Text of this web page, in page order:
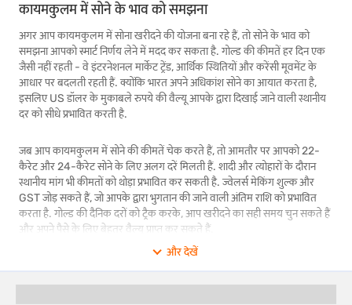
कायमकुलम में सोने के भाव को समझना
अगर आप कायमकुलम में सोना खरीदने की योजना बना रहे हैं, तो सोने के भाव को
समझना आपको स्मार्ट निर्णय लेने में मदद कर सकता है. गोल्ड की कीमतें हर दिन एक
जैसी नहीं रहती - वे इंटरनेशनल मार्केट ट्रेंड, आर्थिक स्थितियों और करेंसी मूवमेंट के
आधार पर बदलती रहती हैं. क्योंकि भारत अपने अधिकांश सोने का आयात करता है,
इसलिए US डॉलर के मुकाबले रुपये की वैल्यू आपके द्वारा दिखाई जाने वाली स्थानीय
दर को सीधे प्रभावित करती है.
जब आप कायमकुलम में सोने की कीमतें चेक करते हैं, तो आमतौर पर आपको 22-
कैरेट और 24-कैरेट सोने के लिए अलग दरें मिलती हैं. शादी और त्योहारों के दौरान
स्थानीय मांग भी कीमतों को थोड़ा प्रभावित कर सकती है. ज्वेलर्स मेकिंग शुल्क और
GST जोड़ सकते हैं, जो आपके द्वारा भुगतान की जाने वाली अंतिम राशि को प्रभावित
करता है. गोल्ड की दैनिक दरों को ट्रैक करके, आप खरीदने का सही समय चुन सकते हैं
और अपने पैसे के लिए बेहतर वैल्यू प्राप्त कर सकते हैं.
और देखें